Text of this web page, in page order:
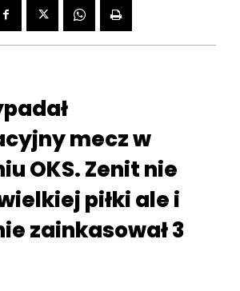
mecz w
OKS. Zenit nie
piłki ale i
zainkasował 3